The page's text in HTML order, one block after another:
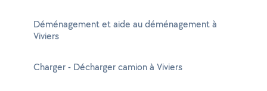
Déménagement et aide au déménagement à
Viviers
Charger - Décharger camion à Viviers